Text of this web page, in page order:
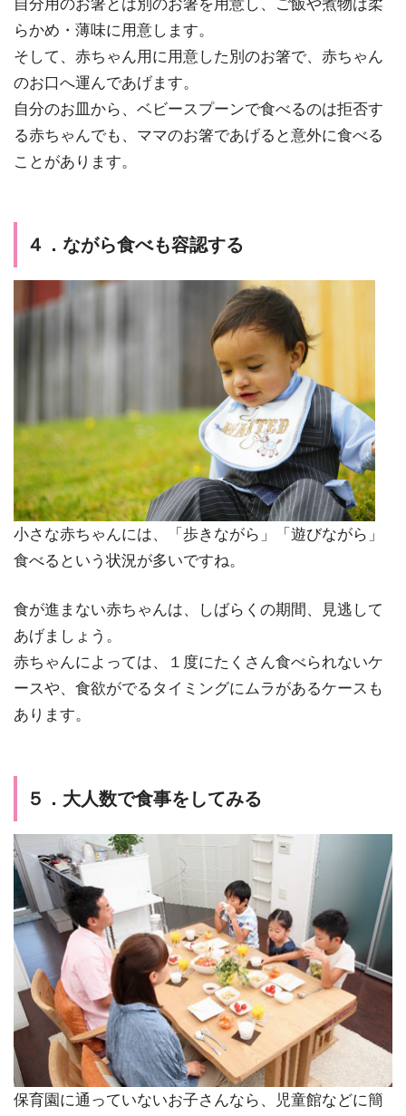
自分用のお箸とは別のお箸を用意し、ご飯や煮物は柔
らかめ・薄味に用意します。
そして、赤ちゃん用に用意した別のお箸で、赤ちゃん
のお口へ運んであげます。
自分のお皿から、ベビースプーンで食べるのは拒否す
る赤ちゃんでも、ママのお箸であげると意外に食べる
ことがあります。
４．ながら食べも容認する
小さな赤ちゃんには、「歩きながら」「遊びながら」
食べるという状況が多いですね。
食が進まない赤ちゃんは、しばらくの期間、見逃して
あげましょう。
赤ちゃんによっては、１度にたくさん食べられないケ
ースや、食欲がでるタイミングにムラがあるケースも
あります。
５．大人数で食事をしてみる
保育園に通っていないお子さんなら、児童館などに簡